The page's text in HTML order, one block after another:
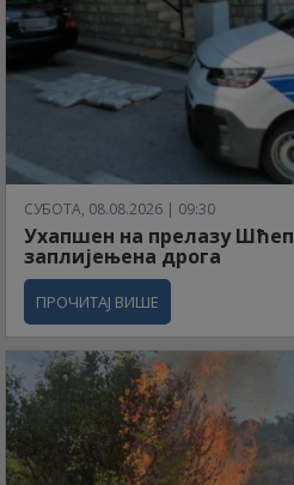
СУБОТА, 08.08.2026 | 09:30
Ухапшен на прелазу
заплијењена дрога
ПРОЧИТАЈ ВИШЕ